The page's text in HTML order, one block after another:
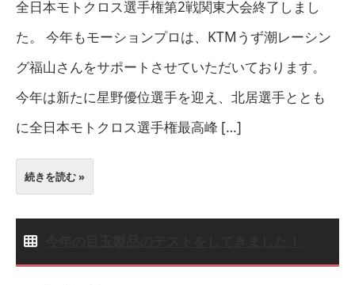
全日本モトクロス選手権第2戦関東大会終了しまし
た。 今年もモーションプロは、KTMうず潮レーシン
グ福山さんをサポートさせていただいております。
今年は新たに星野優位選手を迎え、北居選手ととも
に全日本モトクロス選手権最高峰 […]
続きを読む »